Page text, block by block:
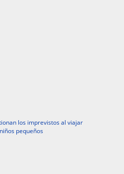
los imprevistos al viajar
pequeños